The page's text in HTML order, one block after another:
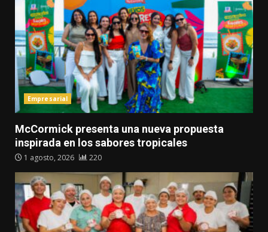
Empresarial
McCormick presenta una nueva propuesta
inspirada en los sabores tropicales
1 agosto, 2026 220